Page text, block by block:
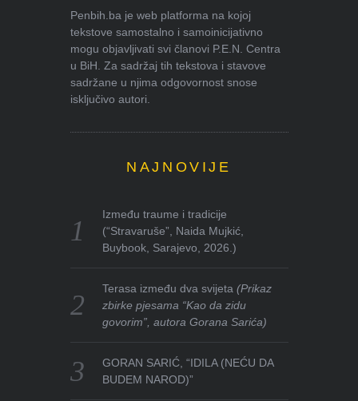
Penbih.ba je web platforma na kojoj
tekstove samostalno i samoinicijativno
mogu objavljivati svi članovi P.E.N. Centra
u BiH. Za sadržaj tih tekstova i stavove
sadržane u njima odgovornost snose
isključivo autori.
NAJNOVIJE
Između traume i tradicije
(“Stravaruše”, Naida Mujkić,
Buybook, Sarajevo, 2026.)
Terasa između dva svijeta(Prikaz
zbirke pjesama “Kao da zidu
govorim”, autora Gorana Sarića)
GORAN SARIĆ, “IDILA (NEĆU DA
BUDEM NAROD)”